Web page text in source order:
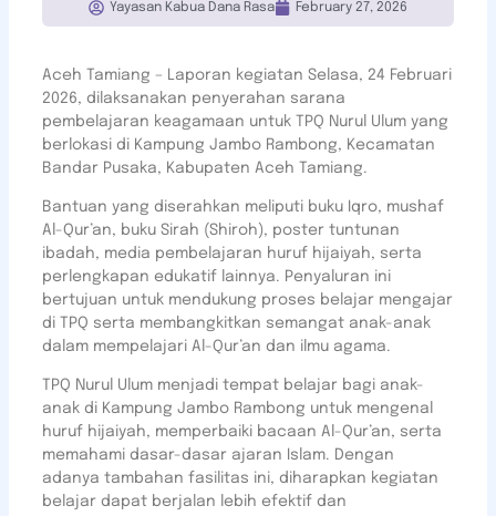
Yayasan Kabua Dana Rasa February 27, 2026
Aceh Tamiang – Laporan kegiatan Selasa, 24 Februari
2026, dilaksanakan penyerahan sarana
pembelajaran keagamaan untuk TPQ Nurul Ulum yang
berlokasi di Kampung Jambo Rambong, Kecamatan
Bandar Pusaka, Kabupaten Aceh Tamiang.
Bantuan yang diserahkan meliputi buku Iqro, mushaf
Al-Qur’an, buku Sirah (Shiroh), poster tuntunan
ibadah, media pembelajaran huruf hijaiyah, serta
perlengkapan edukatif lainnya. Penyaluran ini
bertujuan untuk mendukung proses belajar mengajar
di TPQ serta membangkitkan semangat anak-anak
dalam mempelajari Al-Qur’an dan ilmu agama.
TPQ Nurul Ulum menjadi tempat belajar bagi anak-
anak di Kampung Jambo Rambong untuk mengenal
huruf hijaiyah, memperbaiki bacaan Al-Qur’an, serta
memahami dasar-dasar ajaran Islam. Dengan
adanya tambahan fasilitas ini, diharapkan kegiatan
belajar dapat berjalan lebih efektif dan